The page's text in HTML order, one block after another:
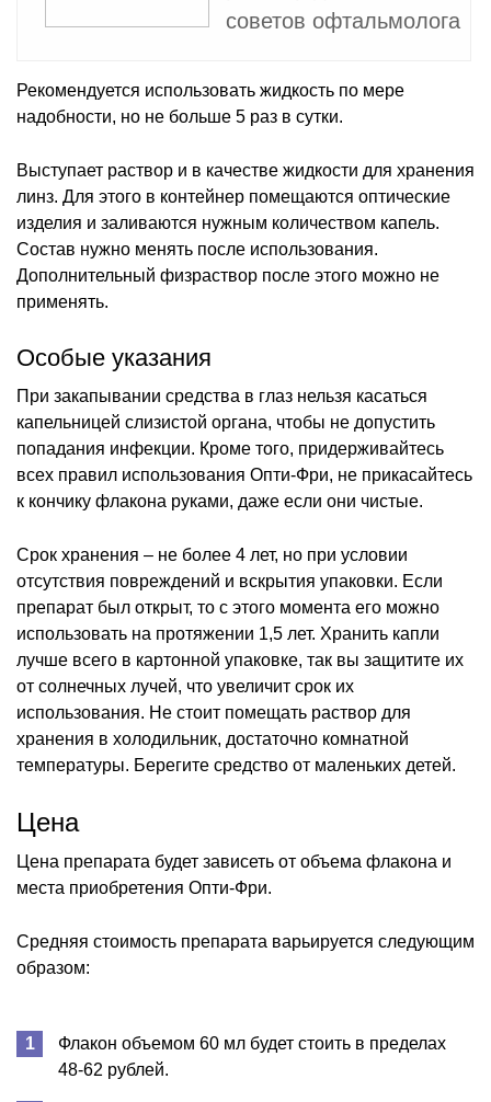
советов офтальмолога
Рекомендуется использовать жидкость по мере
надобности, но не больше 5 раз в сутки.
Выступает раствор и в качестве жидкости для хранения
линз. Для этого в контейнер помещаются оптические
изделия и заливаются нужным количеством капель.
Состав нужно менять после использования.
Дополнительный физраствор после этого можно не
применять.
Особые указания
При закапывании средства в глаз нельзя касаться
капельницей слизистой органа, чтобы не допустить
попадания инфекции. Кроме того, придерживайтесь
всех правил использования Опти-Фри, не прикасайтесь
к кончику флакона руками, даже если они чистые.
Срок хранения – не более 4 лет, но при условии
отсутствия повреждений и вскрытия упаковки. Если
препарат был открыт, то с этого момента его можно
использовать на протяжении 1,5 лет. Хранить капли
лучше всего в картонной упаковке, так вы защитите их
от солнечных лучей, что увеличит срок их
использования. Не стоит помещать раствор для
хранения в холодильник, достаточно комнатной
температуры. Берегите средство от маленьких детей.
Цена
Цена препарата будет зависеть от объема флакона и
места приобретения Опти-Фри.
Средняя стоимость препарата варьируется следующим
образом:
Флакон объемом 60 мл будет стоить в пределах
48-62 рублей.